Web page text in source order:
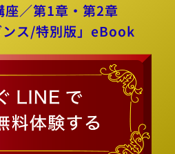
／第1章・第2章
ス/特別版」eBook